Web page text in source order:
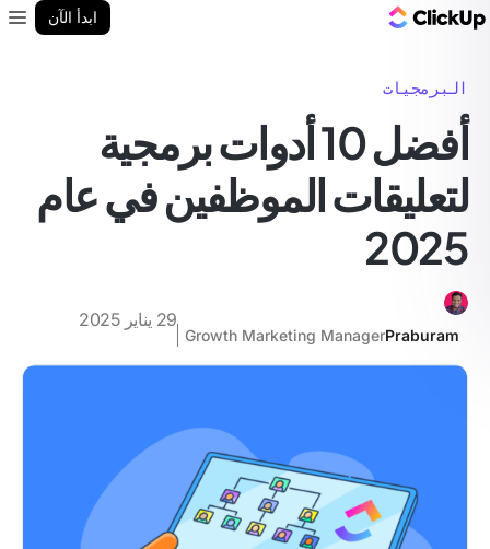
ابدأ الآن
البرمجيات
أفضل 10 أدوات برمجية
لتعليقات الموظفين في عام
2025
Praburam
Growth Marketing Manager
29 يناير 2025